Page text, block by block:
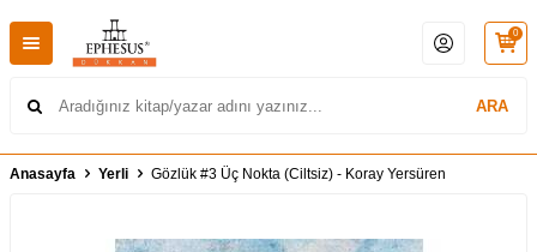
ARA
0
Anasayfa Yerli Gözlük #3 Üç Nokta (Ciltsiz) - Koray Yersüren